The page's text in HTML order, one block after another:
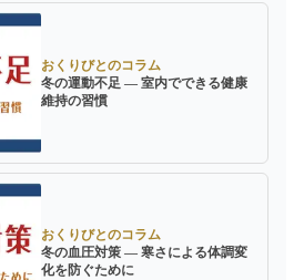
おくりびとのコラム
冬の運動不足 ― 室内でできる健康
維持の習慣
おくりびとのコラム
冬の血圧対策 ― 寒さによる体調変
化を防ぐために